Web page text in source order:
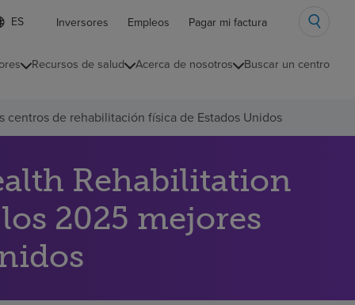
Inversores Empleos Pagar mi factura
Recursos de salud Acerca de nosotros Buscar un centro
de rehabilitación física de Estados Unidos
Rehabilitation
2025 mejores